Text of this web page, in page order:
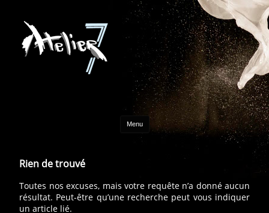
Menu Aller au contenu
Rien de trouvé
Toutes nos excuses, mais votre requête n’a donné aucun
résultat. Peut-être qu’une recherche peut vous indiquer
un article lié.